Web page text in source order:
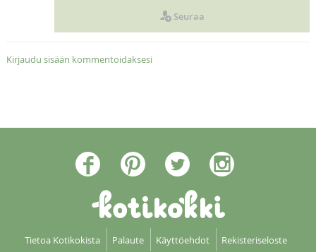
Seuraa
Kirjaudu sisään kommentoidaksesi
Tietoa Kotikokista Palaute Käyttöehdot Rekisteriseloste